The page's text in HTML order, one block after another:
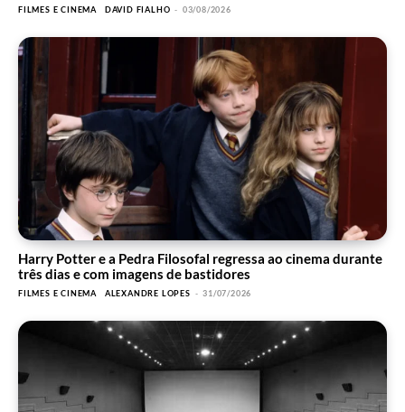
FILMES E CINEMA DAVID FIALHO - 03/08/2026
Harry Potter e a Pedra Filosofal regressa ao cinema durante
três dias e com imagens de bastidores
FILMES E CINEMA ALEXANDRE LOPES - 31/07/2026